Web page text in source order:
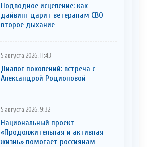
Подводное исцеление: как
дайвинг дарит ветеранам СВО
второе дыхание
5 августа 2026, 11:43
Диалог поколений: встреча с
Александрой Родионовой
5 августа 2026, 9:32
Национальный проект
«Продолжительная и активная
жизнь» помогает россиянам